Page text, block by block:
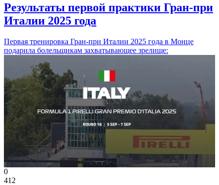
Результаты первой практики Гран-при
Италии 2025 года
Первая тренировка Гран-при Италии 2025 года в Монце
подарила болельщикам захватывающее зрелище:
0
412